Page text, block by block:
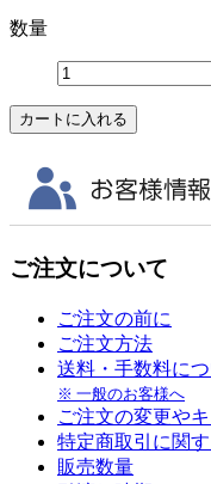
数量
ご注文について
ご注文の前に
ご注文方法
送料・手数料に
※ 一般のお客様へ
ご注文の変更や
特定商取引に関
販売数量